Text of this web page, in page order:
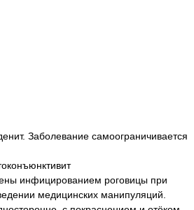
Заболевание самоограничивается
инфицированием роговицы при
медицинских манипуляций.